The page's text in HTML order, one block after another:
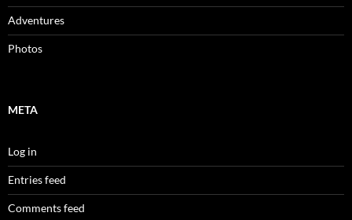
Adventures
Photos
META
Log in
Entries feed
Comments feed